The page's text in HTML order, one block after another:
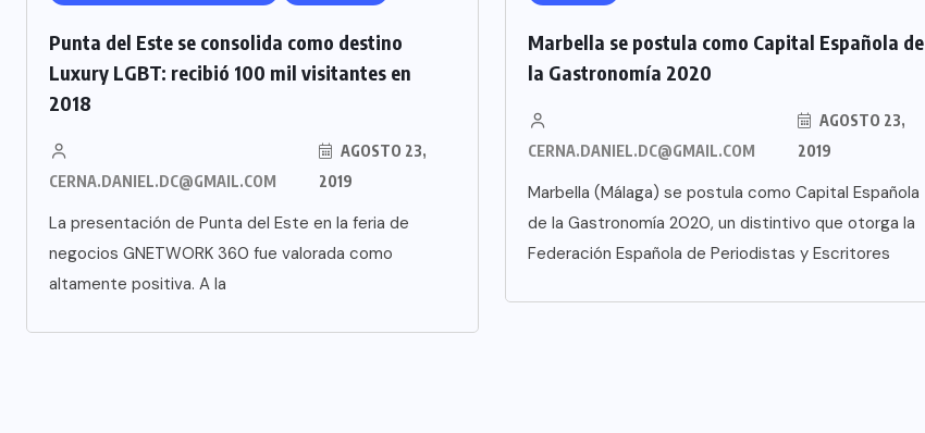
Punta del Este se consolida como destino
Luxury LGBT: recibió 100 mil visitantes en
2018
CERNA.DANIEL.DC@GMAIL.COM
AGOSTO 23,
2019
La presentación de Punta del Este en la feria de
negocios GNETWORK 360 fue valorada como
altamente positiva. A la
Marbella se postula como Capital Española de
la Gastronomía 2020
CERNA.DANIEL.DC@GMAIL.COM
AGOSTO 23,
2019
Marbella (Málaga) se postula como Capital Española
de la Gastronomía 2020, un distintivo que otorga la
Federación Española de Periodistas y Escritores